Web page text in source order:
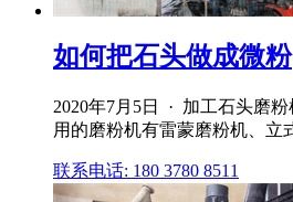
如何把石头做成微粉
2020年7月5日 · 加工石头磨
用的磨粉机有雷蒙磨粉机、立
联系电话: 180 3780 8511